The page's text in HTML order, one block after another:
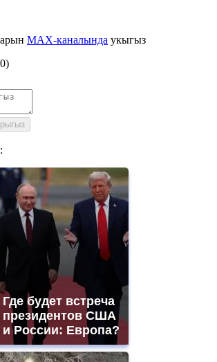
MAX-каналында укыгыз
Где будет встреча
президентов США
и России: Европа?